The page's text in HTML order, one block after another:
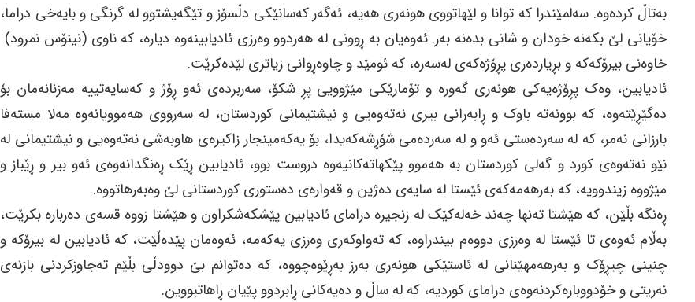
بەتاڵ کردەوە. سەلمێندرا کە توانا و لێهاتووی هونەری هەیە، ئەگەر کەسانێکی دڵسۆز و تێگەیشتوو لە گرنگی و بایەخی دراما،
خۆیانی لێ بکەنە خودان و شانی بدەنە بەر. ئەوەیان بە ڕوونی لە هەردوو وەرزی ئادیابینەوە دیارە، کە ناوی (نینۆس نمرود)
خاوەنی بیرۆکەکە و بڕیاردەری پڕۆژەکەی لەسەرە، کە ئومێد و چاوەڕوانی زیاتری لێدەکرێت.
ئادیابین، وەک پڕۆژەیەکی هونەری گەورە و تۆمارێکی مێژوویی پڕ شکۆ، سەربردەی ئەو ڕۆژ و کەسایەتییە مەزنانەمان بۆ
دەگێڕێتەوە، کە بوونەتە باوک و ڕابەرانی بیری نەتەوەیی و نیشتیمانی کوردستان، لە سەرووی هەموویانەوە مەلا مستەفا
بارزانی نەمر، کە لە سەردەستی ئەو و لە سەردەمی شۆڕشەکەیدا، بۆ یەکەمینجار زاکیرەی هاوبەشی نەتەوەیی و نیشتیمانی لە
نێو نەتەوەی کورد و گەلی کوردستان بە هەموو پێکهاتەکانیەوە دروست بوو، ئادیابین ڕێک ڕەنگدانەوەی ئەو بیر و ڕێباز و
مێژووە زیندوویە، کە بەرهەمەکەی ئێستا لە سایەی دەژین و قەوارەی دەستوری کوردستانی لێ وەبەرهاتووە.
ڕەنگە بڵێن، کە هێشتا تەنها چەند خەلەکێک لە زنجیرە درامای ئادیابین پێشکەشکراون و هێشتا زووە قسەی دەربارە بکرێت،
بەڵام ئەوەی تا ئێستا لە وەرزی دووەم بیندراوە، کە تەواوکەری وەرزی یەکەمە، ئەوەمان پێدەڵێت، کە ئادیابین لە بیرۆکە و
چنینی چیڕۆک و بەرهەمهێنانی لە ئاستێکی هونەری بەرز بەڕێوەچووە، کە دەتوانم بێ دوودڵی بڵێم تەجاوزکردنی بازنەی
نەریتی و خۆدووبارەکردنەوەی درامای کوردیە، کە لە ساڵ و دەیەکانی ڕابردوو پێیان ڕاهاتبووین.